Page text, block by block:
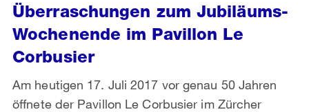
Überraschungen zum Jubiläums-
Wochenende im Pavillon Le
Corbusier
Am heutigen 17. Juli 2017 vor genau 50 Jahren
öffnete der Pavillon Le Corbusier im Zürcher